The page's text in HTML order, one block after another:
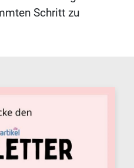
Schritt zu